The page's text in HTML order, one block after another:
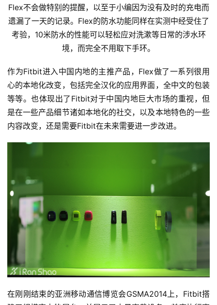
Flex不会做特别的提醒，以至于小编因为没有及时的充电而
遗漏了一天的记录。Flex的防水功能同样在实测中经受住了
考验，10米防水的性能可以轻松应对洗漱等日常的涉水环
境，而完全不用取下手环。
作为Fitbit进入中国内地的主推产品，Flex做了一系列很用
心的本地化改变，包括完全汉化的应用界面，全中文的包装
等等。也体现出了Fitbit对于中国内地巨大市场的重视，但
是在一些产品细节诸如本地化的社交，以及本地特色的一些
内容改变，还是需要Fitbit在未来需要进一步改进。
在刚刚结束的亚洲移动通信博览会GSMA2014上，Fitbit搭